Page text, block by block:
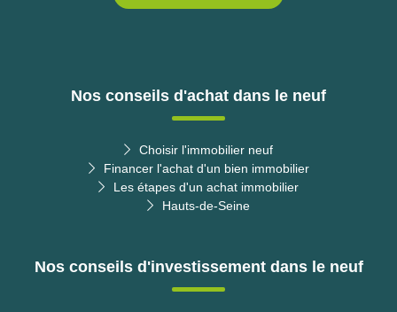
Nos conseils d'achat dans le neuf
Choisir l'immobilier neuf
Financer l'achat d'un bien immobilier
Les étapes d'un achat immobilier
Hauts-de-Seine
Nos conseils d'investissement dans le neuf